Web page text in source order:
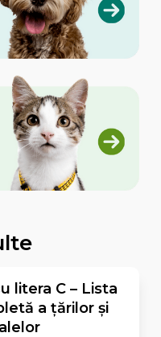
litera C – Lista
a țărilor și